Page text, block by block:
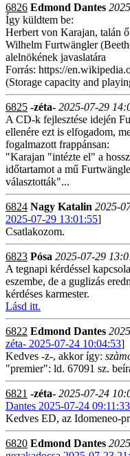
6826 Edmond Dantes
Így küldtem be:
Herbert von Karajan, talán
Wilhelm Furtwängler
alelnökének javaslatára
Forrás: https://
(Storage capacity and
6825 -zéta- 2025-07-29
A CD-k fejlesztése idején
ellenére ezt is elfogadom,
fogalmazott frappánsan:
"Karajan "intézte el" a
időtartamot a mű
választották"...
6824 Nagy Katalin 2025-
2025-07-29 13:01:55]
Csatlakozom.
6823 Pósa 2025-07-29
A tegnapi kérdéssel
eszembe, de a guglizás
kérdéses karmester.
Lásd itt.
6822 Edmond Dantes
zéta- 2025-07-24 10:04:53]
Kedves -z-, akkor így:
"premier": ld. 67091 sz.
6821 -zéta- 2025-07-24
Dantes 2025-07-24 09:11:33
Kedves ED, az Idomeneo-
6820 Edmond Dantes